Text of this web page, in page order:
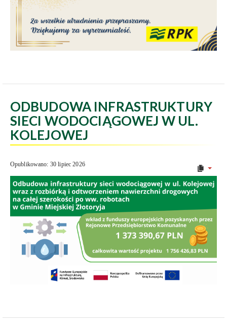
ODBUDOWA INFRASTRUKTURY
SIECI WODOCIĄGOWEJ W UL.
KOLEJOWEJ
Opublikowano: 30 lipiec 2026